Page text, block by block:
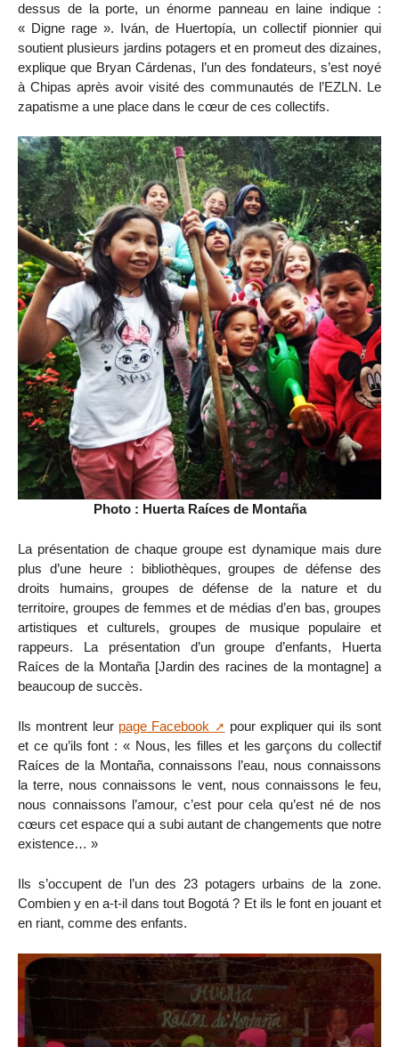
dessus de la porte, un énorme panneau en laine indique :
« Digne rage ». Iván, de Huertopía, un collectif pionnier qui
soutient plusieurs jardins potagers et en promeut des dizaines,
explique que Bryan Cárdenas, l’un des fondateurs, s’est noyé
à Chipas après avoir visité des communautés de l’EZLN. Le
zapatisme a une place dans le cœur de ces collectifs.
Photo : Huerta Raíces de Montaña
La présentation de chaque groupe est dynamique mais dure
plus d’une heure : bibliothèques, groupes de défense des
droits humains, groupes de défense de la nature et du
territoire, groupes de femmes et de médias d’en bas, groupes
artistiques et culturels, groupes de musique populaire et
rappeurs. La présentation d’un groupe d’enfants, Huerta
Raíces de la Montaña [Jardin des racines de la montagne] a
beaucoup de succès.
Ils montrent leur page Facebook
pour expliquer qui ils sont
et ce qu’ils font : « Nous, les filles et les garçons du collectif
Raíces de la Montaña, connaissons l’eau, nous connaissons
la terre, nous connaissons le vent, nous connaissons le feu,
nous connaissons l’amour, c’est pour cela qu’est né de nos
cœurs cet espace qui a subi autant de changements que notre
existence… »
Ils s’occupent de l’un des 23 potagers urbains de la zone.
Combien y en a-t-il dans tout Bogotá ? Et ils le font en jouant et
en riant, comme des enfants.